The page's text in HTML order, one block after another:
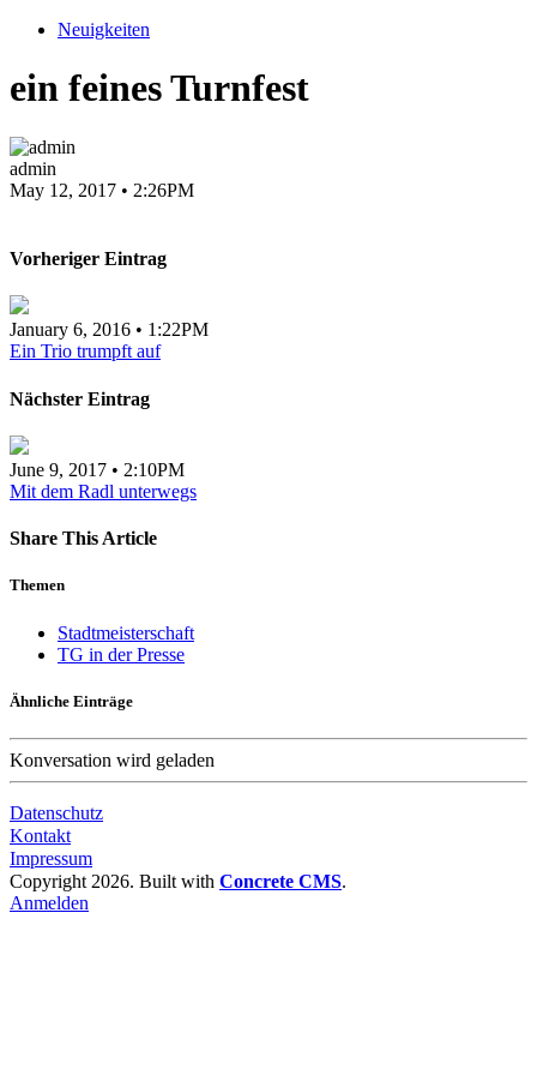
Neuigkeiten
ein feines Turnfest
admin
May 12, 2017 • 2:26PM
Vorheriger Eintrag
January 6, 2016 • 1:22PM
Ein Trio trumpft auf
Nächster Eintrag
June 9, 2017 • 2:10PM
Mit dem Radl unterwegs
Share This Article
Themen
Stadtmeisterschaft
TG in der Presse
Ähnliche Einträge
Konversation wird geladen
Datenschutz
Kontakt
Impressum
Copyright 2026. Built with Concrete CMS.
Anmelden